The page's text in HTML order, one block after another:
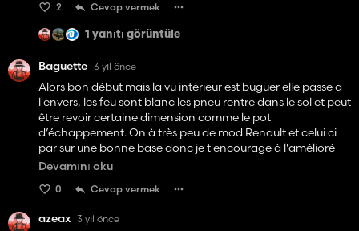
2 Cevap vermek
1 yanıtı görüntüle
Baguette 3 yıl önce
Alors bon début mais la vu intérieur est buguer elle passe a
l'envers, les feu sont blanc les pneu rentre dans le sol et peut
être revoir certaine dimension comme le pot
d’échappement. On à très peu de mod Renault et celui ci
par sur une bonne base donc je t'encourage à l'amélioré
(plus de config de pneu par exemple) car c’est un bon
mod!
Devamını oku
0 Cevap vermek
azeax 3 yıl önce